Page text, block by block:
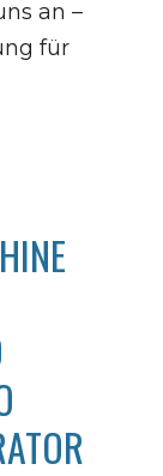
an –
für